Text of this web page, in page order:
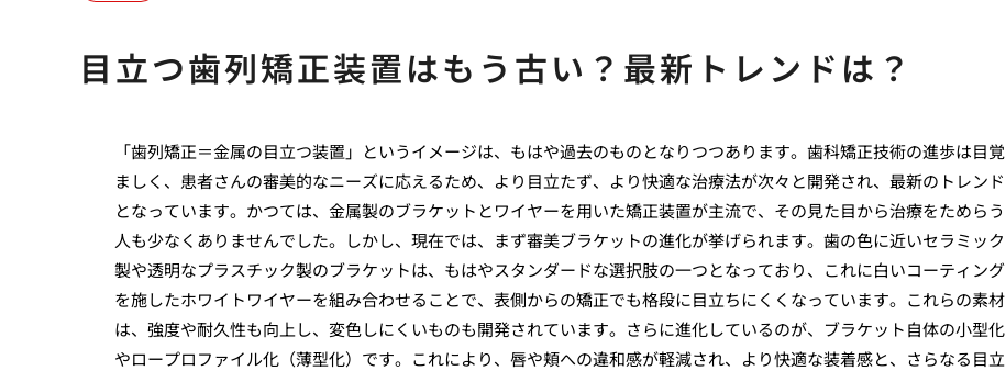
目立つ歯列矯正装置はもう古い？最新トレンドは？
「歯列矯正＝金属の目立つ装置」というイメージは、もはや過去のものとなりつつあります。歯科矯正技術の進歩は目覚
ましく、患者さんの審美的なニーズに応えるため、より目立たず、より快適な治療法が次々と開発され、最新のトレンド
となっています。かつては、金属製のブラケットとワイヤーを用いた矯正装置が主流で、その見た目から治療をためらう
人も少なくありませんでした。しかし、現在では、まず審美ブラケットの進化が挙げられます。歯の色に近いセラミック
製や透明なプラスチック製のブラケットは、もはやスタンダードな選択肢の一つとなっており、これに白いコーティング
を施したホワイトワイヤーを組み合わせることで、表側からの矯正でも格段に目立ちにくくなっています。これらの素材
は、強度や耐久性も向上し、変色しにくいものも開発されています。さらに進化しているのが、ブラケット自体の小型化
やロープロファイル化（薄型化）です。これにより、唇や頬への違和感が軽減され、より快適な装着感と、さらなる目立